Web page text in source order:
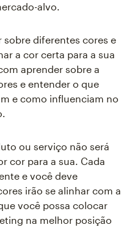
alvo.
sobre diferentes cores e
a cor certa para a sua
aprender sobre a
e entender o que
e como influenciam no
ou serviço não será
cor para a sua. Cada
e você deve
irão se alinhar com a
você possa colocar
na melhor posição